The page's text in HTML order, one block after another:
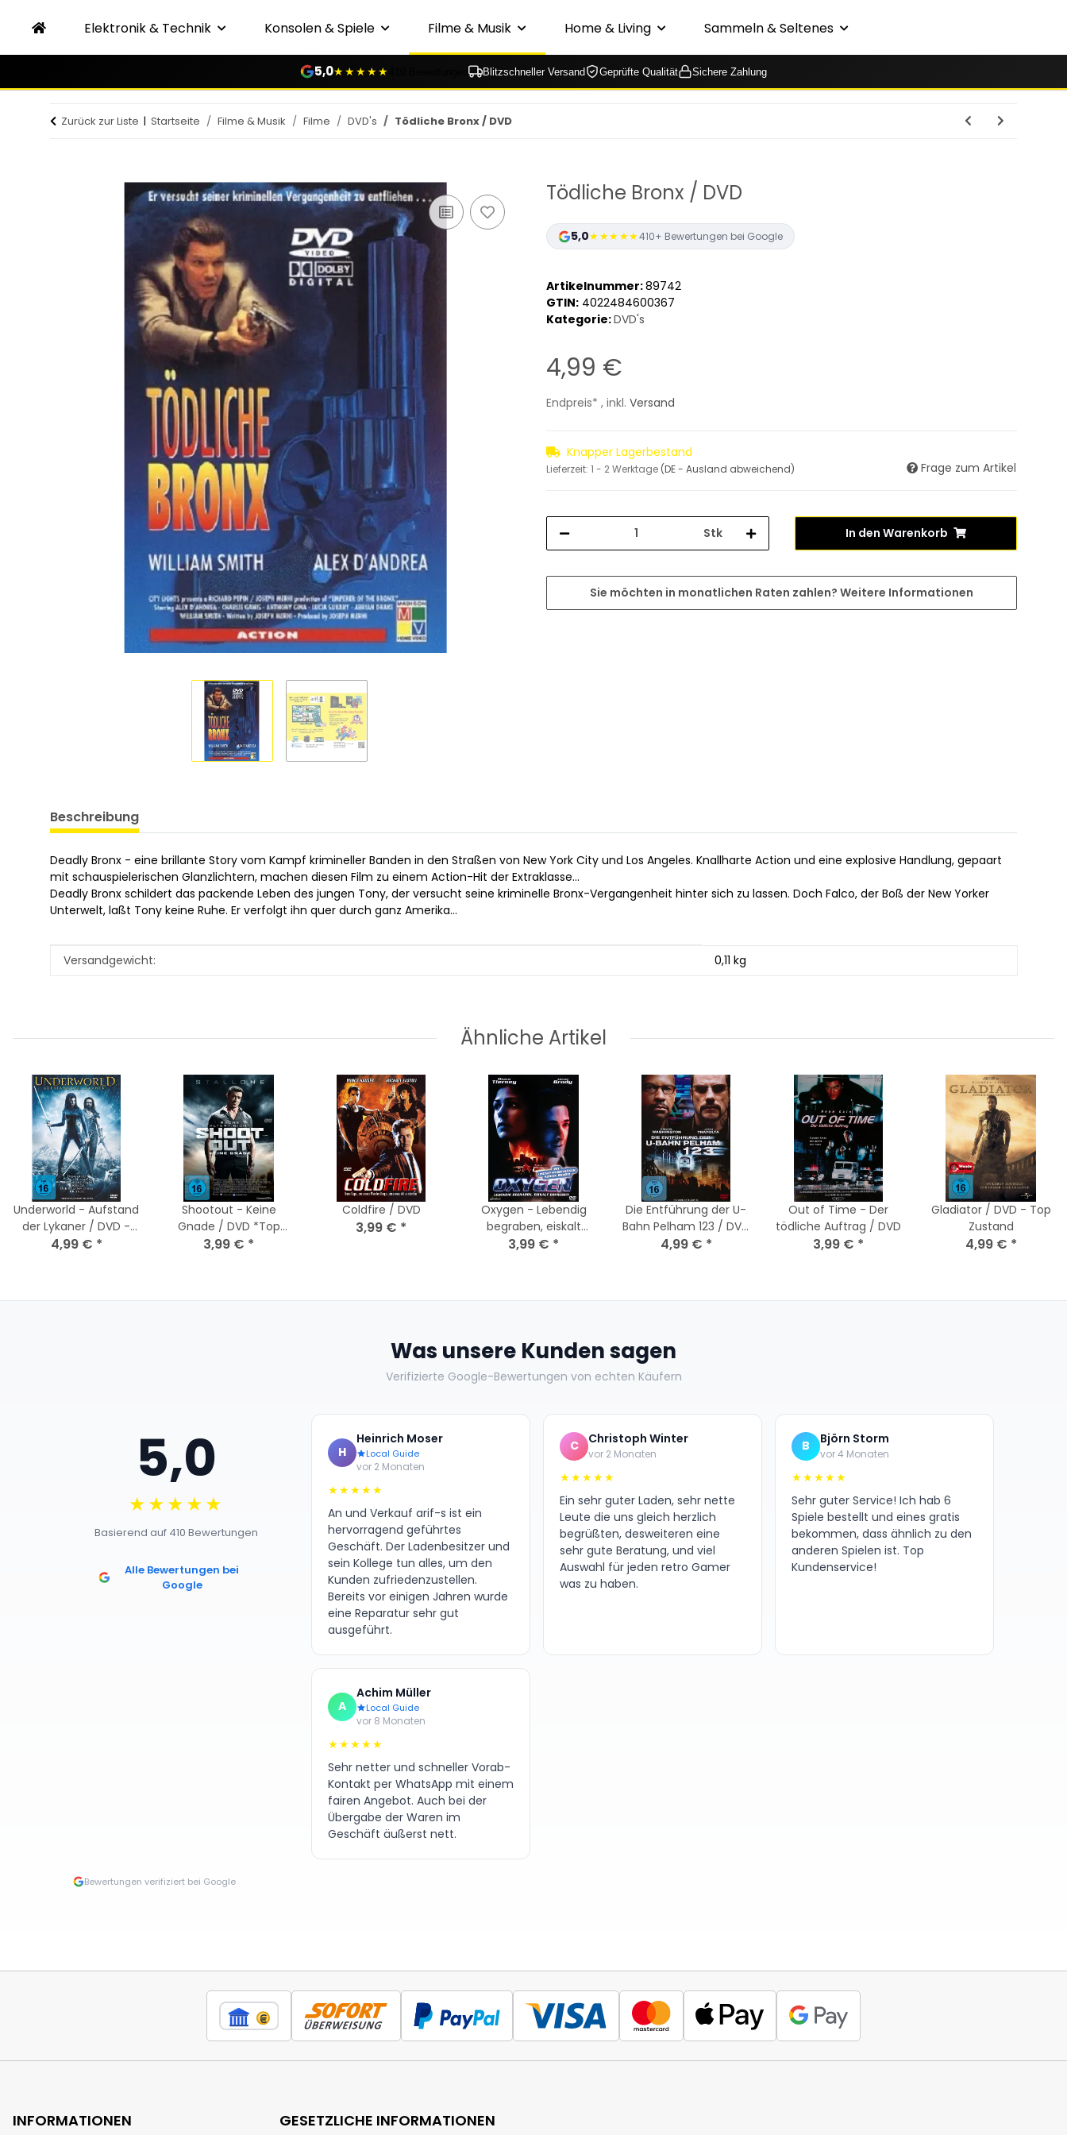
Elektronik & Technik Konsolen & Spiele Filme & Musik Home & Living Sammeln & Seltenes
5,0★★★★★ Blitzschneller Versand Geprüfte Qualität Sichere Zahlung
Zurück zur Liste Startseite Filme & Musik Filme DVD's Tödliche Bronx / DVD
Tödliche Bronx / DVD
5,0★★★★★410+ Bewertungen bei Google
Artikelnummer:89742
GTIN: 4022484600367
Kategorie:DVD's
4,99 €
Endpreis* , inkl. Versand
Knapper Lagerbestand
Lieferzeit: 1 - 2 Werktage (DE - Ausland abweichend) Frage zum Artikel
Stk In den Warenkorb
Sie möchten in monatlichen Raten zahlen? Weitere Informationen
Beschreibung
Deadly Bronx - eine brillante Story vom Kampf krimineller Banden in den Straßen von New York City und Los Angeles. Knallharte Action und eine explosive Handlung, gepaart
mit schauspielerischen Glanzlichtern, machen diesen Film zu einem Action-Hit der Extraklasse...
Deadly Bronx schildert das packende Leben des jungen Tony, der versucht seine kriminelle Bronx-Vergangenheit hinter sich zu lassen. Doch Falco, der Boß der New Yorker
Unterwelt, laßt Tony keine Ruhe. Er verfolgt ihn quer durch ganz Amerika...
Produkteigenschaft
Wert
Versandgewicht: 0,11 kg
Ähnliche Artikel
Underworld - Aufstand
der Lykaner / DVD -
Guter Zustand
4,99 € *
Shootout - Keine
Gnade / DVD *Top
Zustand
3,99 € *
Coldfire / DVD
3,99 € *
Oxygen - Lebendig
begraben, eiskalt
erpresst! DVD - Guter
3,99 € *
Die Entführung der U-
Bahn Pelham 123 / DVD
- Top Zustand
4,99 € *
Out of Time - Der
tödliche Auftrag / DVD
3,99 € *
Gladiator / DVD - Top
Zustand
4,99 € *
Was unsere Kunden sagen
Verifizierte Google-Bewertungen von echten Käufern
5,0
★★★★★
Basierend auf 410 Bewertungen
Alle Bewertungen bei
Google
H
Heinrich Moser
Local Guide
vor 2 Monaten
★★★★★
An und Verkauf arif-s ist ein
hervorragend geführtes
Geschäft. Der Ladenbesitzer und
sein Kollege tun alles, um den
Kunden zufriedenzustellen.
Bereits vor einigen Jahren wurde
eine Reparatur sehr gut
ausgeführt.
C Christoph Winter
vor 2 Monaten
★★★★★
Ein sehr guter Laden, sehr nette
Leute die uns gleich herzlich
begrüßten, desweiteren eine
sehr gute Beratung, und viel
Auswahl für jeden retro Gamer
was zu haben.
B Björn Storm
vor 4 Monaten
★★★★★
Sehr guter Service! Ich hab 6
Spiele bestellt und eines gratis
bekommen, dass ähnlich zu den
anderen Spielen ist. Top
Kundenservice!
A
Achim Müller
Local Guide
vor 8 Monaten
★★★★★
Sehr netter und schneller Vorab-
Kontakt per WhatsApp mit einem
fairen Angebot. Auch bei der
Übergabe der Waren im
Geschäft äußerst nett.
Bewertungen verifiziert bei Google
INFORMATIONEN GESETZLICHE INFORMATIONEN